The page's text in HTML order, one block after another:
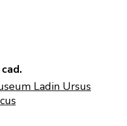
cad.
Ladin Ursus